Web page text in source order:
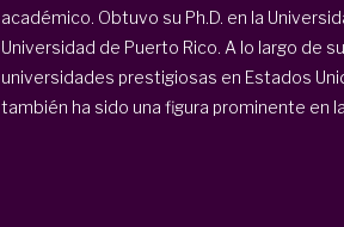
académico. Obtuvo su Ph.D. en la
Universidad de Puerto Rico. A lo largo de
universidades prestigiosas en Estados
también ha sido una figura prominente en